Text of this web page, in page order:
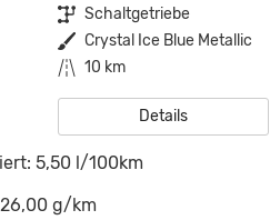
Getriebe Schaltgetriebe
Außenfarbe Crystal Ice Blue Metallic
Kilometerstand 10 km
Details
5,50 l/100km
g/km